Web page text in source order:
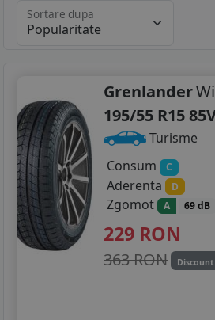
195/65R14
205/50R15
Sortare dupa
Grenlander
195/55 R15
Turisme
Consum
C
Aderenta D
Zgomot A 69 dB
229 RON
363 RON Discount